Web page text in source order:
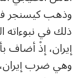
وذهب كيسنجر
ذلك في
إيران، إذْ أضاف
وهي ضرب